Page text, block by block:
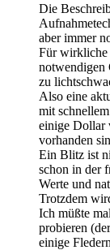
Die
aber immer
Für wirkliche
notwendigen
zu
Also eine
mit
einige Dollar
vorhanden
Ein Blitz ist
schon in der
Werte und
Trotzdem
Ich müßte
probieren
einige